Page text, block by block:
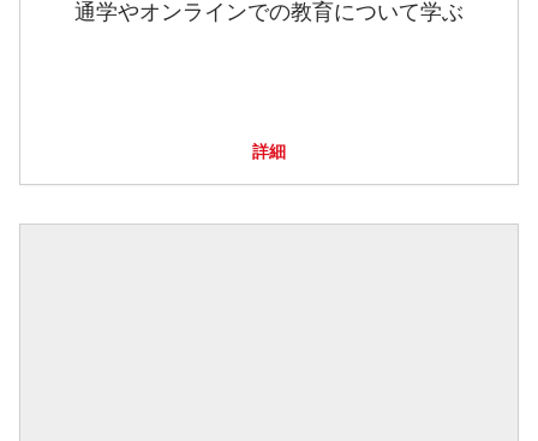
通学やオンラインでの教育について学ぶ
詳細